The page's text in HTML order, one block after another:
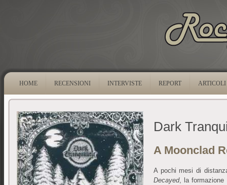
HOME RECENSIONI INTERVISTE REPORT ARTICOLI
Dark
A Moonclad
A pochi mesi di
Decayed, la formazione